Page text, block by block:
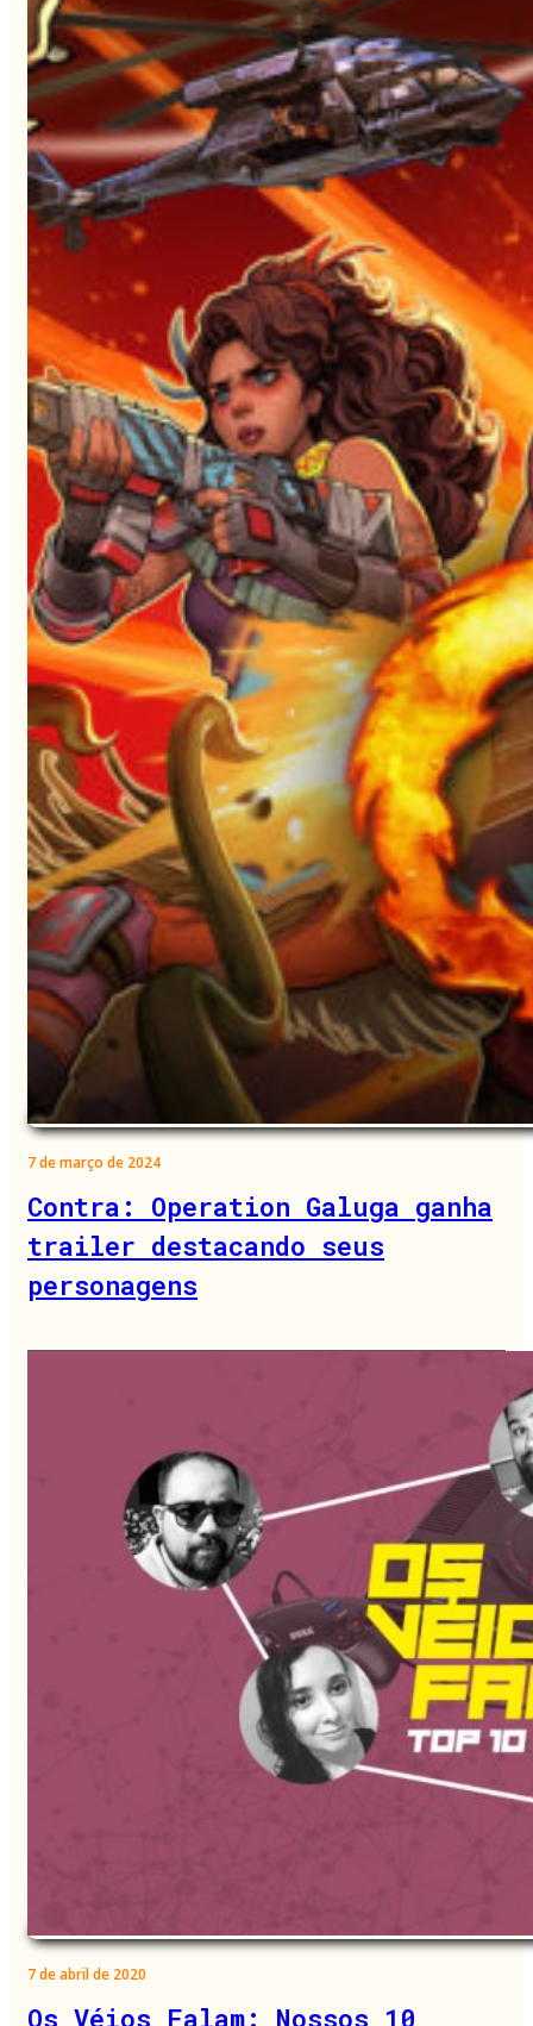
7 de março de 2024
Contra: Operation Galuga ganha
trailer destacando seus
personagens
7 de abril de 2020
Os Véios Falam: Nossos 10